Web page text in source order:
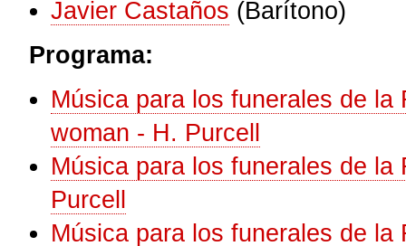
Javier Castaños (Barítono)
Programa:
Música para los funerales de
woman - H. Purcell
Música para los funerales de
Purcell
Música para los funerales de